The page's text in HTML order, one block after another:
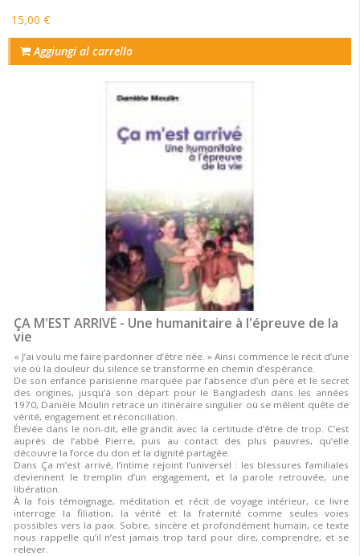
15,00 €
Aggiungi al carrello
ÇA M'EST ARRIVÉ - Une humanitaire à l'épreuve de la
vie
« J’ai voulu me faire pardonner d’être née. » Ainsi commence le récit d’une
vie où la douleur du silence se transforme en chemin d’espérance.
De son enfance parisienne marquée par l’absence d’un père et le secret
des origines, jusqu’à son départ pour le Bangladesh dans les années
1970, Danièle Moulin retrace un itinéraire singulier où se mêlent quête de
vérité, engagement et réconciliation.
Élevée dans le non-dit, elle grandit avec la certitude d’être de trop. C’est
auprès de l’abbé Pierre, puis au contact des plus pauvres, qu’elle
découvre la force du don et la dignité partagée.
Dans Ça m’est arrivé, l’intime rejoint l’universel : les blessures familiales
deviennent le tremplin d’un engagement, et la parole retrouvée, une
libération.
À la fois témoignage, méditation et récit de voyage intérieur, ce livre
interroge la filiation, la vérité et la fraternité comme seules voies
possibles vers la paix. Sobre, sincère et profondément humain, ce texte
nous rappelle qu’il n’est jamais trop tard pour dire, comprendre, et se
relever.